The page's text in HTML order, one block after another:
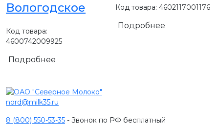
Вологодское
Код товара:
4600742009925
Подробнее
Код товара: 4602117001176
Подробнее
nord@milk35.ru
8 (800) 550-53-35 - Звонок по РФ бесплатный